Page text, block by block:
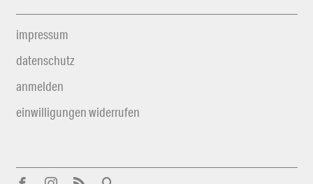
impressum
datenschutz
anmelden
einwilligungen widerrufen